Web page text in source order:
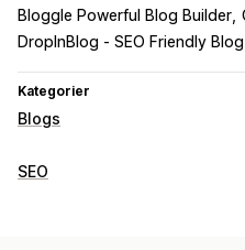
Bloggle Powerful Blog Builder
DropInBlog ‑ SEO Friendly Blog
Kategorier
Blogs
Skabelse af indhold
SEO